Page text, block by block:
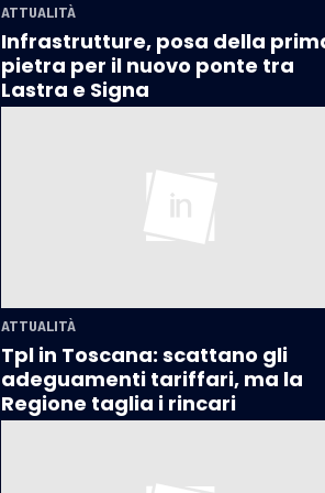
ATTUALITÀ
Infrastrutture, posa della
pietra per il nuovo ponte tra
Lastra e Signa
ATTUALITÀ
Tpl in Toscana: scattano gli
adeguamenti tariffari, ma la
Regione taglia i rincari